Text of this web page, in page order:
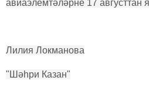
авиаэлемтәләрне 17 августтан
Лилия Локманова
"Шәһри Казан"